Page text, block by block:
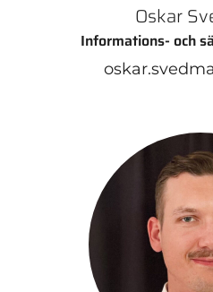
Oskar
Informations- och